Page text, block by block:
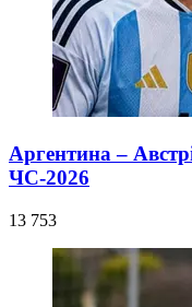
Аргентина –
ЧС-2026
13 753